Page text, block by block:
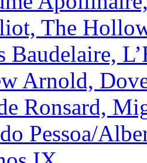
The
Baudelaire,
Arnold,
Ronsard,
Pessoa/